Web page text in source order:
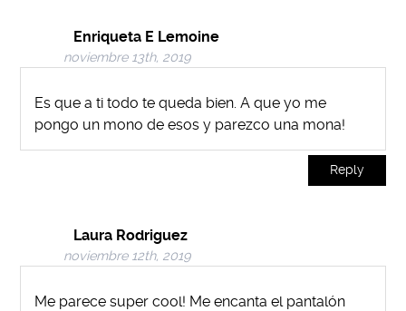
Enriqueta E Lemoine
noviembre 13th, 2019
Es que a ti todo te queda bien. A que yo me
pongo un mono de esos y parezco una mona!
Reply
Laura Rodriguez
noviembre 12th, 2019
Me parece super cool! Me encanta el pantalón